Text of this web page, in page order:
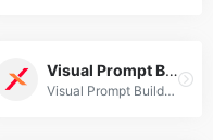
Visual Prompt Builder
Visual Prompt Builder,可视化AI提示语选择和搭建